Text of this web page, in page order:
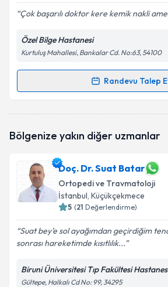
Kişisel verilerimin işlenmesine
Metni'ni okudum ve kişisel
kapsamda işlenmesini kabul
Takvim Talebini
Çok başarılı doktor kere kemik nakli
Özel Bilge Hastanesi
Kurtuluş Mahallesi, Bankalar Cd. No:63, 54100
Randevu Talep
Randevu Takvimi Talebi
Size bu uzmandan randevu almanız
E-posta Adresiniz
Kişisel verilerimin işlenmesine
Metni'ni okudum ve kişisel
Bölgenize yakın diğer uzmanlar
Doç. Dr. Suat Batar
Ortopedi ve Travmatoloji
İstanbul, Küçükçekmece
5 (21 Değerlendirme)
Suat bey’e sol ayağımdan geçirdiğim
sonrası hareketimde kısıtlılık...
Biruni Üniversitesi Tıp Fakültesi
Gültepe, Halkalı Cd No: 99, 34295